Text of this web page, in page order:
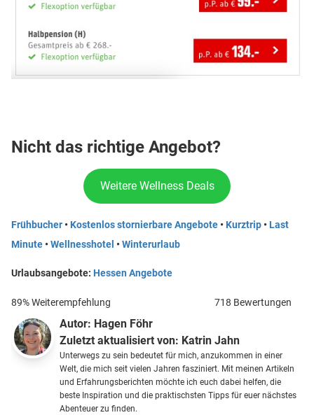
Nicht das richtige Angebot?
Weitere Wellness Deals
Frühbucher • Kostenlos stornierbare Angebote • Kurztrip • Last
Minute •Wellnesshotel •Winterurlaub
Urlaubsangebote: Hessen Angebote
89% Weiterempfehlung 718 Bewertungen
Autor: Hagen Föhr
Zuletzt aktualisiert von: Katrin Jahn
Unterwegs zu sein bedeutet für mich, anzukommen in einer
Welt, die mich seit vielen Jahren fasziniert. Mit meinen Artikeln
und Erfahrungsberichten möchte ich euch dabei helfen, die
beste Inspiration und die praktischsten Tipps für euer nächstes
Abenteuer zu finden.